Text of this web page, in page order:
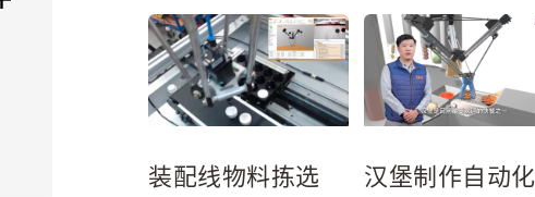
装配线物料拣选 汉堡制作自动化